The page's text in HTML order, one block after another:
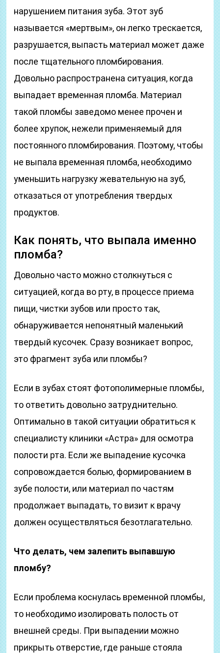
нарушением питания зуба. Этот зуб
называется «мертвым», он легко трескается,
разрушается, выпасть материал может даже
после тщательного пломбирования.
Довольно распространена ситуация, когда
выпадает временная пломба. Материал
такой пломбы заведомо менее прочен и
более хрупок, нежели применяемый для
постоянного пломбирования. Поэтому, чтобы
не выпала временная пломба, необходимо
уменьшить нагрузку жевательную на зуб,
отказаться от употребления твердых
продуктов.
Как понять, что выпала именно
пломба?
Довольно часто можно столкнуться с
ситуацией, когда во рту, в процессе приема
пищи, чистки зубов или просто так,
обнаруживается непонятный маленький
твердый кусочек. Сразу возникает вопрос,
это фрагмент зуба или пломбы?
Если в зубах стоят фотополимерные пломбы,
то ответить довольно затруднительно.
Оптимально в такой ситуации обратиться к
специалисту клиники «Астра» для осмотра
полости рта. Если же выпадение кусочка
сопровождается болью, формированием в
зубе полости, или материал по частям
продолжает выпадать, то визит к врачу
должен осуществляться безотлагательно.
Что делать, чем залепить выпавшую
пломбу?
Если проблема коснулась временной пломбы,
то необходимо изолировать полость от
внешней среды. При выпадении можно
прикрыть отверстие, где раньше стояла